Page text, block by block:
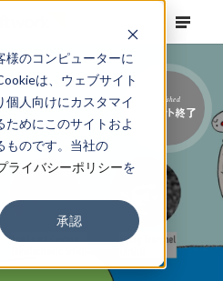
様のコンピューターに
は、ウェブサイト
人向けにカスタマイ
ためにこのサイトおよ
ものです。当社の
ライバシーポリシーを
承認
Finished
イベント終了